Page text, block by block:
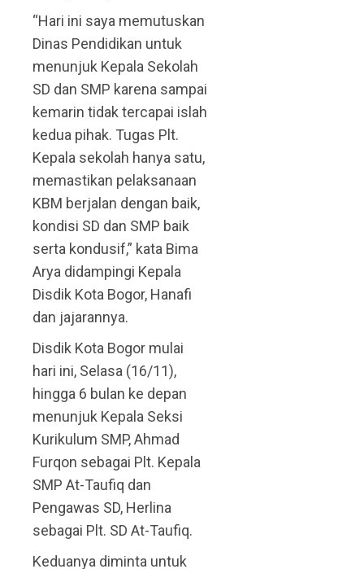
“Hari ini saya memutuskan
Dinas Pendidikan untuk
menunjuk Kepala Sekolah
SD dan SMP karena sampai
kemarin tidak tercapai islah
kedua pihak. Tugas Plt.
Kepala sekolah hanya satu,
memastikan pelaksanaan
KBM berjalan dengan baik,
kondisi SD dan SMP baik
serta kondusif,” kata Bima
Arya didampingi Kepala
Disdik Kota Bogor, Hanafi
dan jajarannya.
Disdik Kota Bogor mulai
hari ini, Selasa (16/11),
hingga 6 bulan ke depan
menunjuk Kepala Seksi
Kurikulum SMP, Ahmad
Furqon sebagai Plt. Kepala
SMP At-Taufiq dan
Pengawas SD, Herlina
sebagai Plt. SD At-Taufiq.
Keduanya diminta untuk